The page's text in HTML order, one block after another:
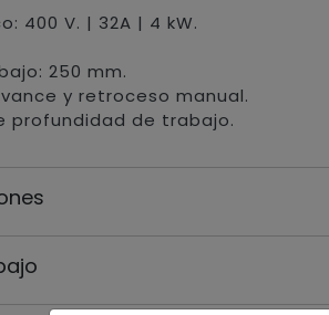
400 V. | 32A | 4 kW.
250 mm.
y retroceso manual.
profundidad de trabajo.